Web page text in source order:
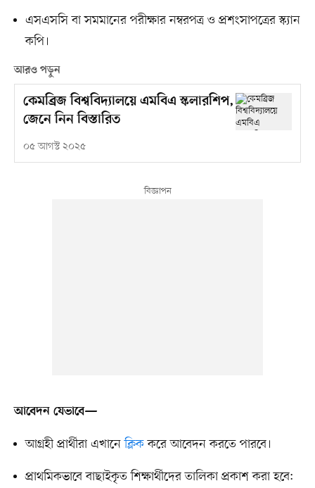
এসএসসি বা সমমানের পরীক্ষার নম্বরপত্র ও প্রশংসাপত্রের স্ক্যান
কপি।
আরও পড়ুন
কেমব্রিজ বিশ্ববিদ্যালয়ে এমবিএ স্কলারশিপ,
জেনে নিন বিস্তারিত
০৫ আগস্ট ২০২৫
আবেদন যেভাবে—
আগ্রহী প্রার্থীরা এখানেক্লিককরে আবেদন করতে পারবে।
প্রাথমিকভাবে বাছাইকৃত শিক্ষার্থীদের তালিকা প্রকাশ করা হবে: